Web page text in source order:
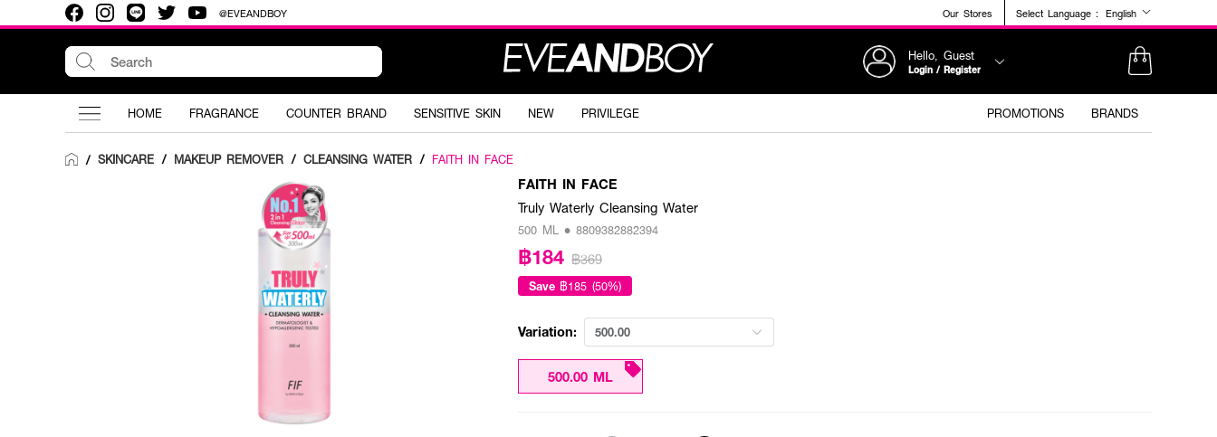
@EVEANDBOY Our Stores Select Language : English
Hello, Guest
Login / Register
HOME FRAGRANCE COUNTER BRAND SENSITIVE SKIN NEW PRIVILEGE PROMOTIONS BRANDS
/ SKINCARE / MAKEUP REMOVER / CLEANSING WATER / FAITH IN FACE
FAITH IN FACE
Truly Waterly Cleansing Water
500 ML • 8809382882394
฿184 ฿369
Save ฿185 (50%)
Variation: 500.00
500.00 ML